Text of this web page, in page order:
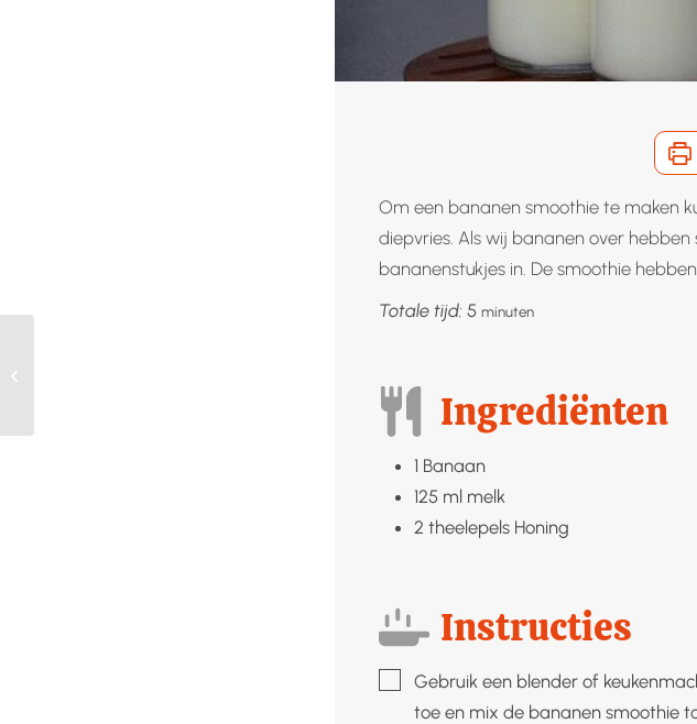
Om een bananen smoothie te maken
diepvries. Als wij bananen over
bananenstukjes in. De smoothie
Totale tijd: 5minuten
minuten
Ingrediënten
1 Banaan
125 ml melk
2 theelepels Honing
Instructies
▢
Gebruik een blender of
toe en mix de bananen smoothie